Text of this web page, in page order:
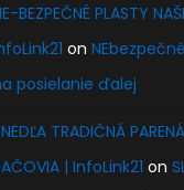
BEZPEČNÉ PLASTY
on
posielanie ďalej
TRADIČNÁ
| InfoLink21 on